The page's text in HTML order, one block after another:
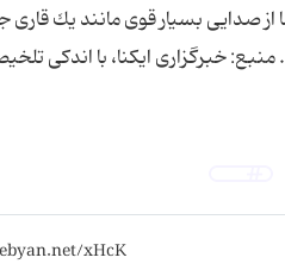
صدایی بسیار قوی مانند یك قاری
خبرگزاری ایکنا، با اندکی